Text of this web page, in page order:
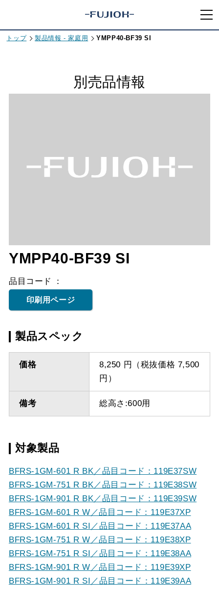
トップ 製品情報 - 家庭用 YMPP40-BF39 SI
別売品情報
YMPP40-BF39 SI
品目コード
印刷用ページ
製品スペック
価格
8,250 円（税抜価格 7,500
円）
備考 総高さ:600用
対象製品
BFRS-1GM-601 R BK／品目コード：119E37SW
BFRS-1GM-751 R BK／品目コード：119E38SW
BFRS-1GM-901 R BK／品目コード：119E39SW
BFRS-1GM-601 R W／品目コード：119E37XP
BFRS-1GM-601 R SI／品目コード：119E37AA
BFRS-1GM-751 R W／品目コード：119E38XP
BFRS-1GM-751 R SI／品目コード：119E38AA
BFRS-1GM-901 R W／品目コード：119E39XP
BFRS-1GM-901 R SI／品目コード：119E39AA